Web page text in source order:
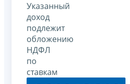
Указанный
доход
подлежит
обложению
НДФЛ
по
ставкам